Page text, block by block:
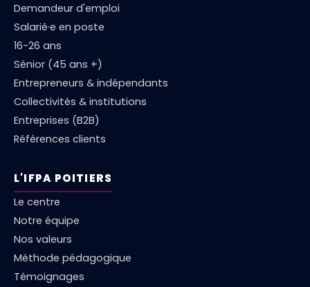
Demandeur d'emploi
Salarié·e en poste
16-26 ans
Sénior (45 ans +)
Entrepreneurs & indépendants
Collectivités & institutions
Entreprises (B2B)
Références clients
L'IFPA POITIERS
Le centre
Notre équipe
Nos valeurs
Méthode pédagogique
Témoignages